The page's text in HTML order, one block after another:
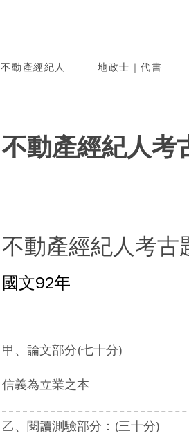
不動產經紀人 地政士｜代書
不動產經紀人考
不動產經紀人考古
國文92年
甲、論文部分(七十分)
信義為立業之本
乙、閱讀測驗部分：(三十分)